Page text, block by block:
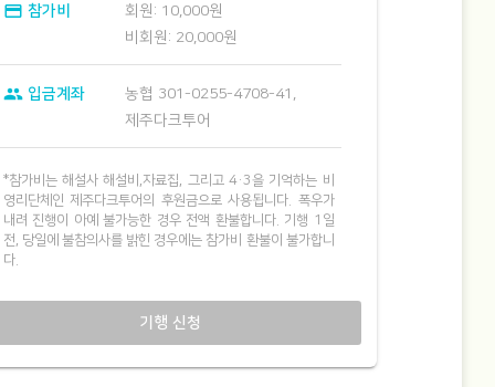
credit_card 참가비
회원: 10,000원
비회원: 20,000원
group 입금계좌
농협 301-0255-4708-41,
제주다크투어
*참가비는 해설사 해설비,자료집, 그리고 4·3을 기억하는 비
영리단체인 제주다크투어의 후원금으로 사용됩니다. 폭우가
내려 진행이 아예 불가능한 경우 전액 환불합니다. 기행 1일
전, 당일에 불참의사를 밝힌 경우에는 참가비 환불이 불가합니
다.
기행 신청